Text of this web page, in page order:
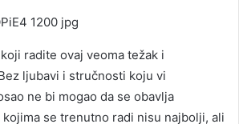
radite ovaj veoma težak i
ljubavi i stručnosti koju vi
ne bi mogao da se obavlja
se trenutno radi nisu najbolji, ali